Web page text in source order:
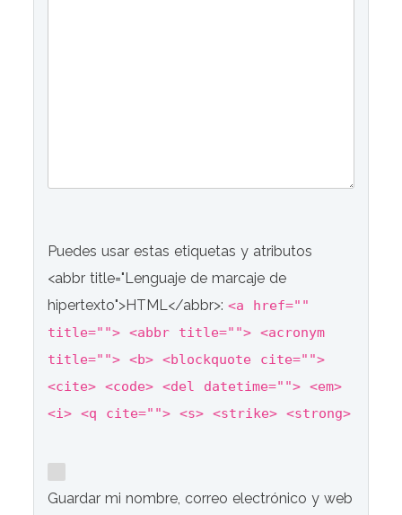
Puedes usar estas etiquetas y atributos
<abbr title="Lenguaje de marcaje de
hipertexto">HTML</abbr>:<a href=""
title=""> <abbr title=""> <acronym
title=""> <b> <blockquote cite="">
<cite> <code> <del datetime=""> <em>
<i> <q cite=""> <s> <strike> <strong>
Guardar mi nombre, correo electrónico y web